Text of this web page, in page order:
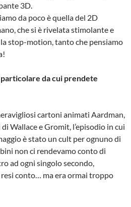
3D.
da poco è quella del 2D
che si è rivelata stimolante e
stop-motion, tanto che pensiamo
da cui prendete
cartoni animati Aardman,
Wallace e Gromit, l’episodio in cui
è stato un cult per ognuno di
non ci rendevamo conto di
ad ogni singolo secondo,
resi conto… ma era ormai troppo